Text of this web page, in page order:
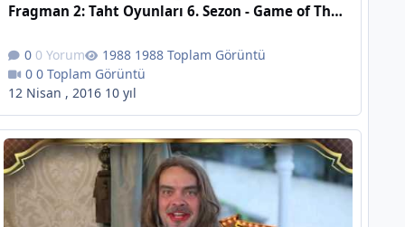
Fragman 2: Taht Oyunları 6. Sezon - Game of Thrones Season 6: Trailer #2
0 Yorum
1988 Toplam Görüntü
0 Toplam Görüntü
12 Nisan , 2016 10 yıl